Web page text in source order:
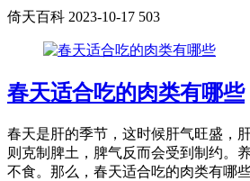
倚天百科 2023-10-17 503
春天适合吃的肉类有哪些
春天是肝的季节，这时候肝气旺盛，
则克制脾土，脾气反而会受到制约。
不食。那么，春天适合吃的肉类有哪